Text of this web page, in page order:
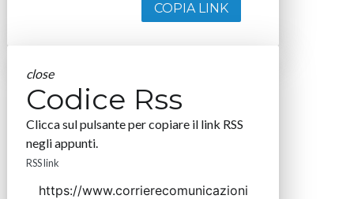
COPIA LINK
close
Codice Rss
Clicca sul pulsante per copiare il link RSS
negli appunti.
RSS link